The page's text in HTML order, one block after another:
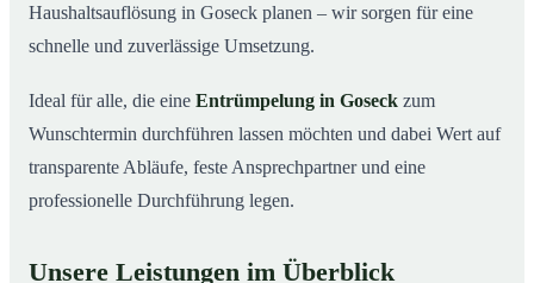
Haushaltsauflösung in Goseck planen – wir sorgen für eine
schnelle und zuverlässige Umsetzung.
Ideal für alle, die eine Entrümpelung in Goseck zum
Wunschtermin durchführen lassen möchten und dabei Wert auf
transparente Abläufe, feste Ansprechpartner und eine
professionelle Durchführung legen.
Unsere Leistungen im Überblick